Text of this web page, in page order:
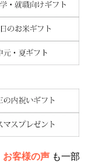
お客様の声 も一部